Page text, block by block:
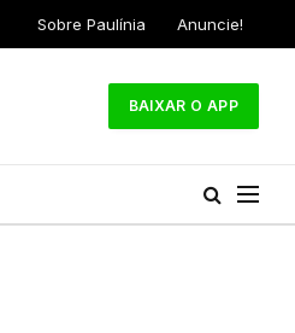
Sobre Paulínia Anuncie!
BAIXAR O APP